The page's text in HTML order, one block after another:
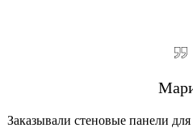
Заказывали стеновые панели